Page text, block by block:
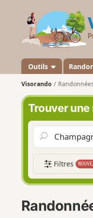
Outils
Visorando
Trouver
Filtres